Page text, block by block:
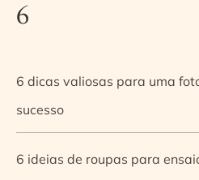
6
6 dicas valiosas para uma
sucesso
6 ideias de roupas para